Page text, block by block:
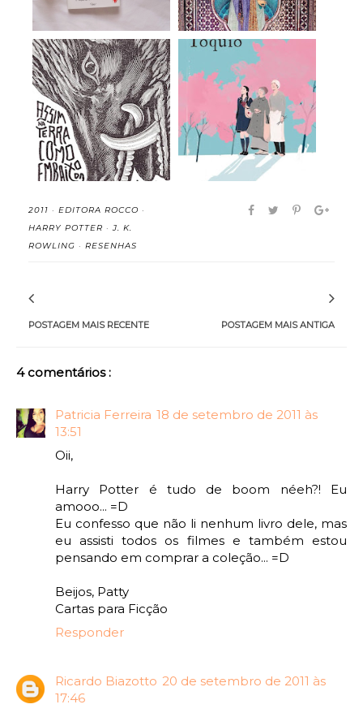
Assim na Terra como
Embaixo da Terr...
Doce Tóquio - Durian
Sukegawa (rese...
2011 · EDITORA ROCCO ·
HARRY POTTER · J. K.
ROWLING · RESENHAS
POSTAGEM MAIS RECENTE POSTAGEM MAIS ANTIGA
4 comentários :
Patricia Ferreira 18 de setembro de 2011 às
13:51
Oii,
Harry Potter é tudo de boom néeh?! Eu
amooo... =D
Eu confesso que não li nenhum livro dele, mas
eu assisti todos os filmes e também estou
pensando em comprar a coleção... =D
Beijos, Patty
Cartas para Ficção
Responder
Ricardo Biazotto 20 de setembro de 2011 às
17:46